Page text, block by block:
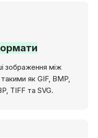
зображення між
як GIF, BMP,
TIFF та SVG.